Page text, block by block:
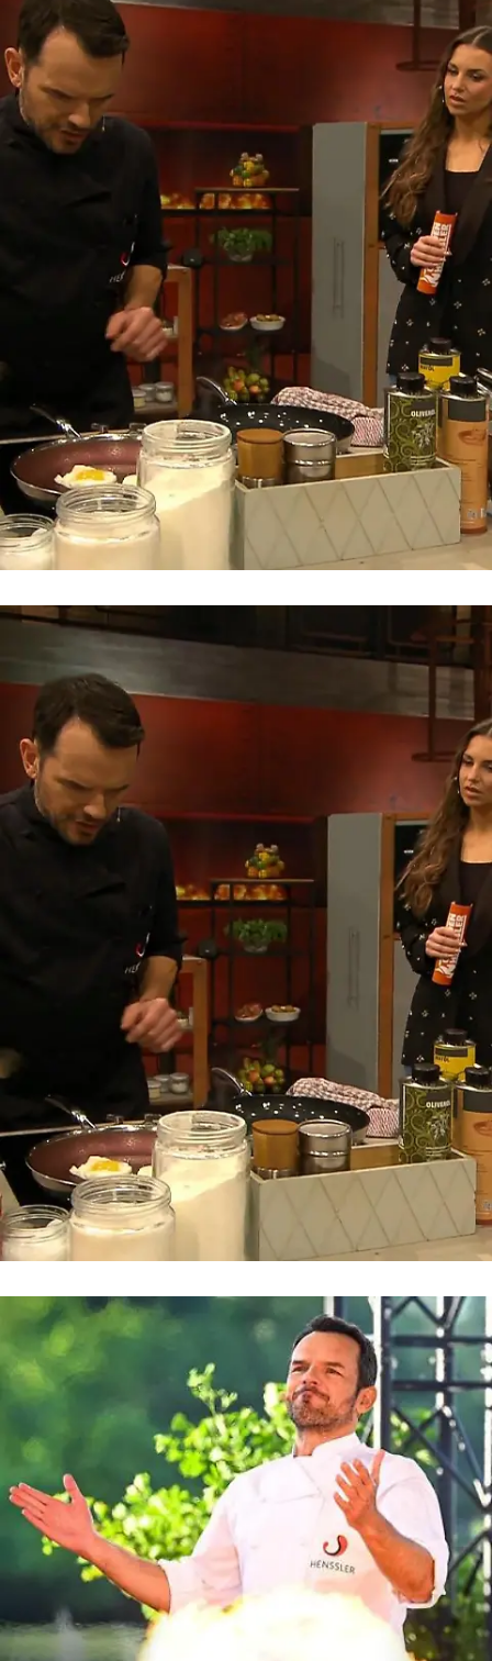
„Das kann der Zivi besser”
Grill den Henssler: Beim großen
Staffelfinale fliegen die Spitzen
Grill den Henssler
"Spiegelei mit Toast? Das kann der Zivi
besser"